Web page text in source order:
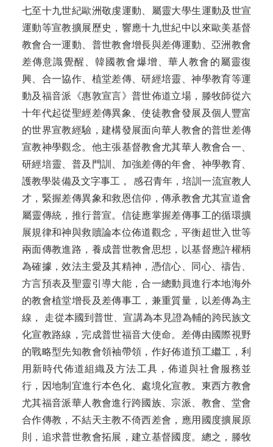
七至十九世紀歐洲敬虔運動、屬靈大學生運動及世宣
運動等宣教擴展歷史，響應十九世紀中以來歐美基督
教會合一運動、普世教會增長與差傳運動、亞洲教會
差傳意識覺醒、韓國教會爆增、華人教會的屬靈復
興、合一協作、植堂差傳、研經培靈、神學教育等運
動及福音派《惠敦宣言》普世佈道立場，滕牧師從六
十年代起從聖經差傳異象、使徒教會發展及個人豐富
的世界宣教經驗，建構發展面向華人教會的普世差傳
宣教神學觀念。他主張基督教會尤其華人教會合一、
研經培靈、普及門訓、加強差傳的年會、神學教育、
護教學裝備及文字事工， 感召青年，培訓一流宣教人
才，緊握差傳異象和救恩信仰，傳承教會尤其宣道會
屬靈傳統，推行普宣。信徒應掌握差傳事工的循環擴
展規律和神與救贖論本位佈道觀念，平衡超世入世等
兩面傳教進路，養成普世教會思想，以基督應許權柄
為確據，效法主愛及其精神，憑信心、同心、禱告、
方言預表及聖靈引導大能，合一總動員進行本地海外
的教會植堂增長及差傳事工，兼重質量，以差傳為主
線， 走從本國到普世、宣講為本見證為輔的跨民族文
化宣教路線，完成普世福音大使命。差傳由國際視野
的戰略型先知教會領袖帶領，作好佈道預工繼工，利
用新時代佈道組織及方法工具，佈道與社會服務並
行，因地制宜進行本色化、處境化宣教。東西方教會
尤其福音派華人教會進行跨國族、宗派、教會、堂會
合作傳教，不結天主教不倚西差會，應用國度擴展原
則，追求普世教會拓展，建立基督國度。總之，滕牧